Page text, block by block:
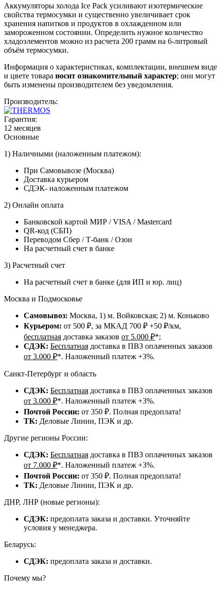
Аккумуляторы холода Ice Pack усиливают изотермические
свойства термосумки и существенно увеличивает срок
хранения напитков и продуктов в охлажденном или
замороженном состоянии. Определить нужное количество
хладоэлементов можно из расчета 200 грамм на 6-литровый
объём термосумки.
Информация о характеристиках, комплектации, внешнем виде
и цвете товара носит ознакомительный характер; они могут
быть изменены производителем без уведомления.
Производитель:
Гарантия:
12 месяцев
Основные
1) Наличными (наложенным платежом):
При Самовывозе (Москва)
Доставка курьером
СДЭК- наложенным платежом
2) Онлайн оплата
Банковской картой МИР / VISA / Mastercard
QR-код (СБП)
Переводом Сбер / Т-банк / Озон
На расчетный счет в банке
3) Расчетный счет
На расчетный счет в банке (для ИП и юр. лиц)
Москва и Подмосковье
Самовывоз: Москва, 1) м. Войковская; 2) м. Коньково
Курьером: от 500 ₽, за МКАД 700 ₽ +50 ₽/км,
бесплатная доставка заказов от 5.000 ₽*;
СДЭК: Бесплатная доставка в ПВЗ оплаченных заказов
от 3.000 ₽*. Наложенный платеж +3%.
Санкт-Петербург и область
СДЭК: Бесплатная доставка в ПВЗ оплаченных заказов
от 3.000 ₽*. Наложенный платеж +3%.
Почтой России: от 350 ₽. Полная предоплата!
ТК: Деловые Линии, ПЭК и др.
Другие регионы России:
СДЭК: Бесплатная доставка в ПВЗ оплаченных заказов
от 7.000 ₽*. Наложенный платеж +3%.
Почтой России: от 350 ₽. Полная предоплата!
ТК: Деловые Линии, ПЭК и др.
ДНР, ЛНР (новые регионы):
СДЭК: предоплата заказа и доставки. Уточняйте
условия у менеджера.
Беларусь:
СДЭК: предоплата заказа и доставки.
Почему мы?